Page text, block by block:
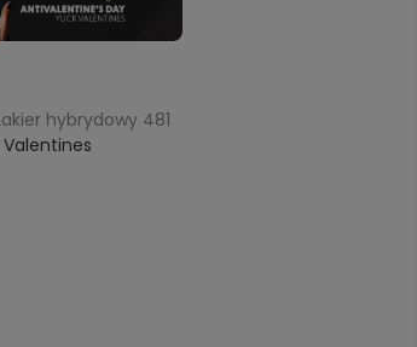
hybrydowy 481
Valentines